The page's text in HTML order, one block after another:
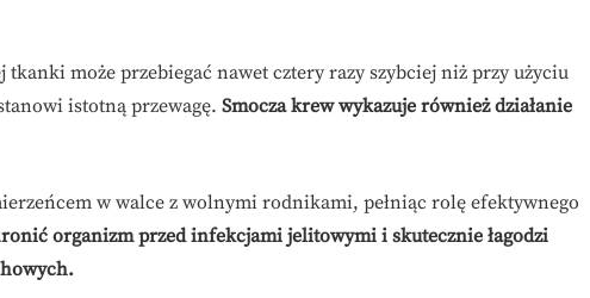
może przebiegać nawet cztery razy szybciej niż przy użyciu
istotną przewagę. Smocza krew wykazuje również działanie
w walce z wolnymi rodnikami, pełniąc rolę efektywnego
organizm przed infekcjami jelitowymi i skutecznie łagodzi